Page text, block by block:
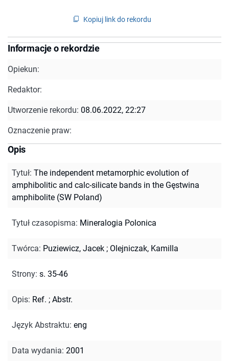
Kopiuj link do rekordu
Informacje o rekordzie
Opiekun:
Redaktor:
Utworzenie rekordu: 08.06.2022, 22:27
Oznaczenie praw:
Opis
Tytuł: The independent metamorphic evolution of
amphibolitic and calc-silicate bands in the Gęstwina
amphibolite (SW Poland)
Tytuł czasopisma: Mineralogia Polonica
Twórca: Puziewicz, Jacek ; Olejniczak, Kamilla
Strony: s. 35-46
Opis: Ref. ; Abstr.
Język Abstraktu: eng
Data wydania: 2001